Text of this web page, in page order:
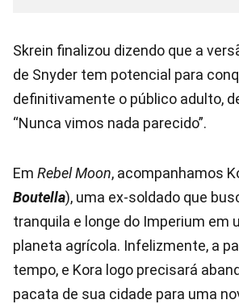
Skrein finalizou dizendo que a
de Snyder tem potencial para
definitivamente o público adulto,
“Nunca vimos nada parecido”.
Em Rebel Moon, acompanhamos
Boutella), uma ex-soldado que
tranquila e longe do Imperium em
planeta agrícola. Infelizmente, a
tempo, e Kora logo precisará
pacata de sua cidade para uma